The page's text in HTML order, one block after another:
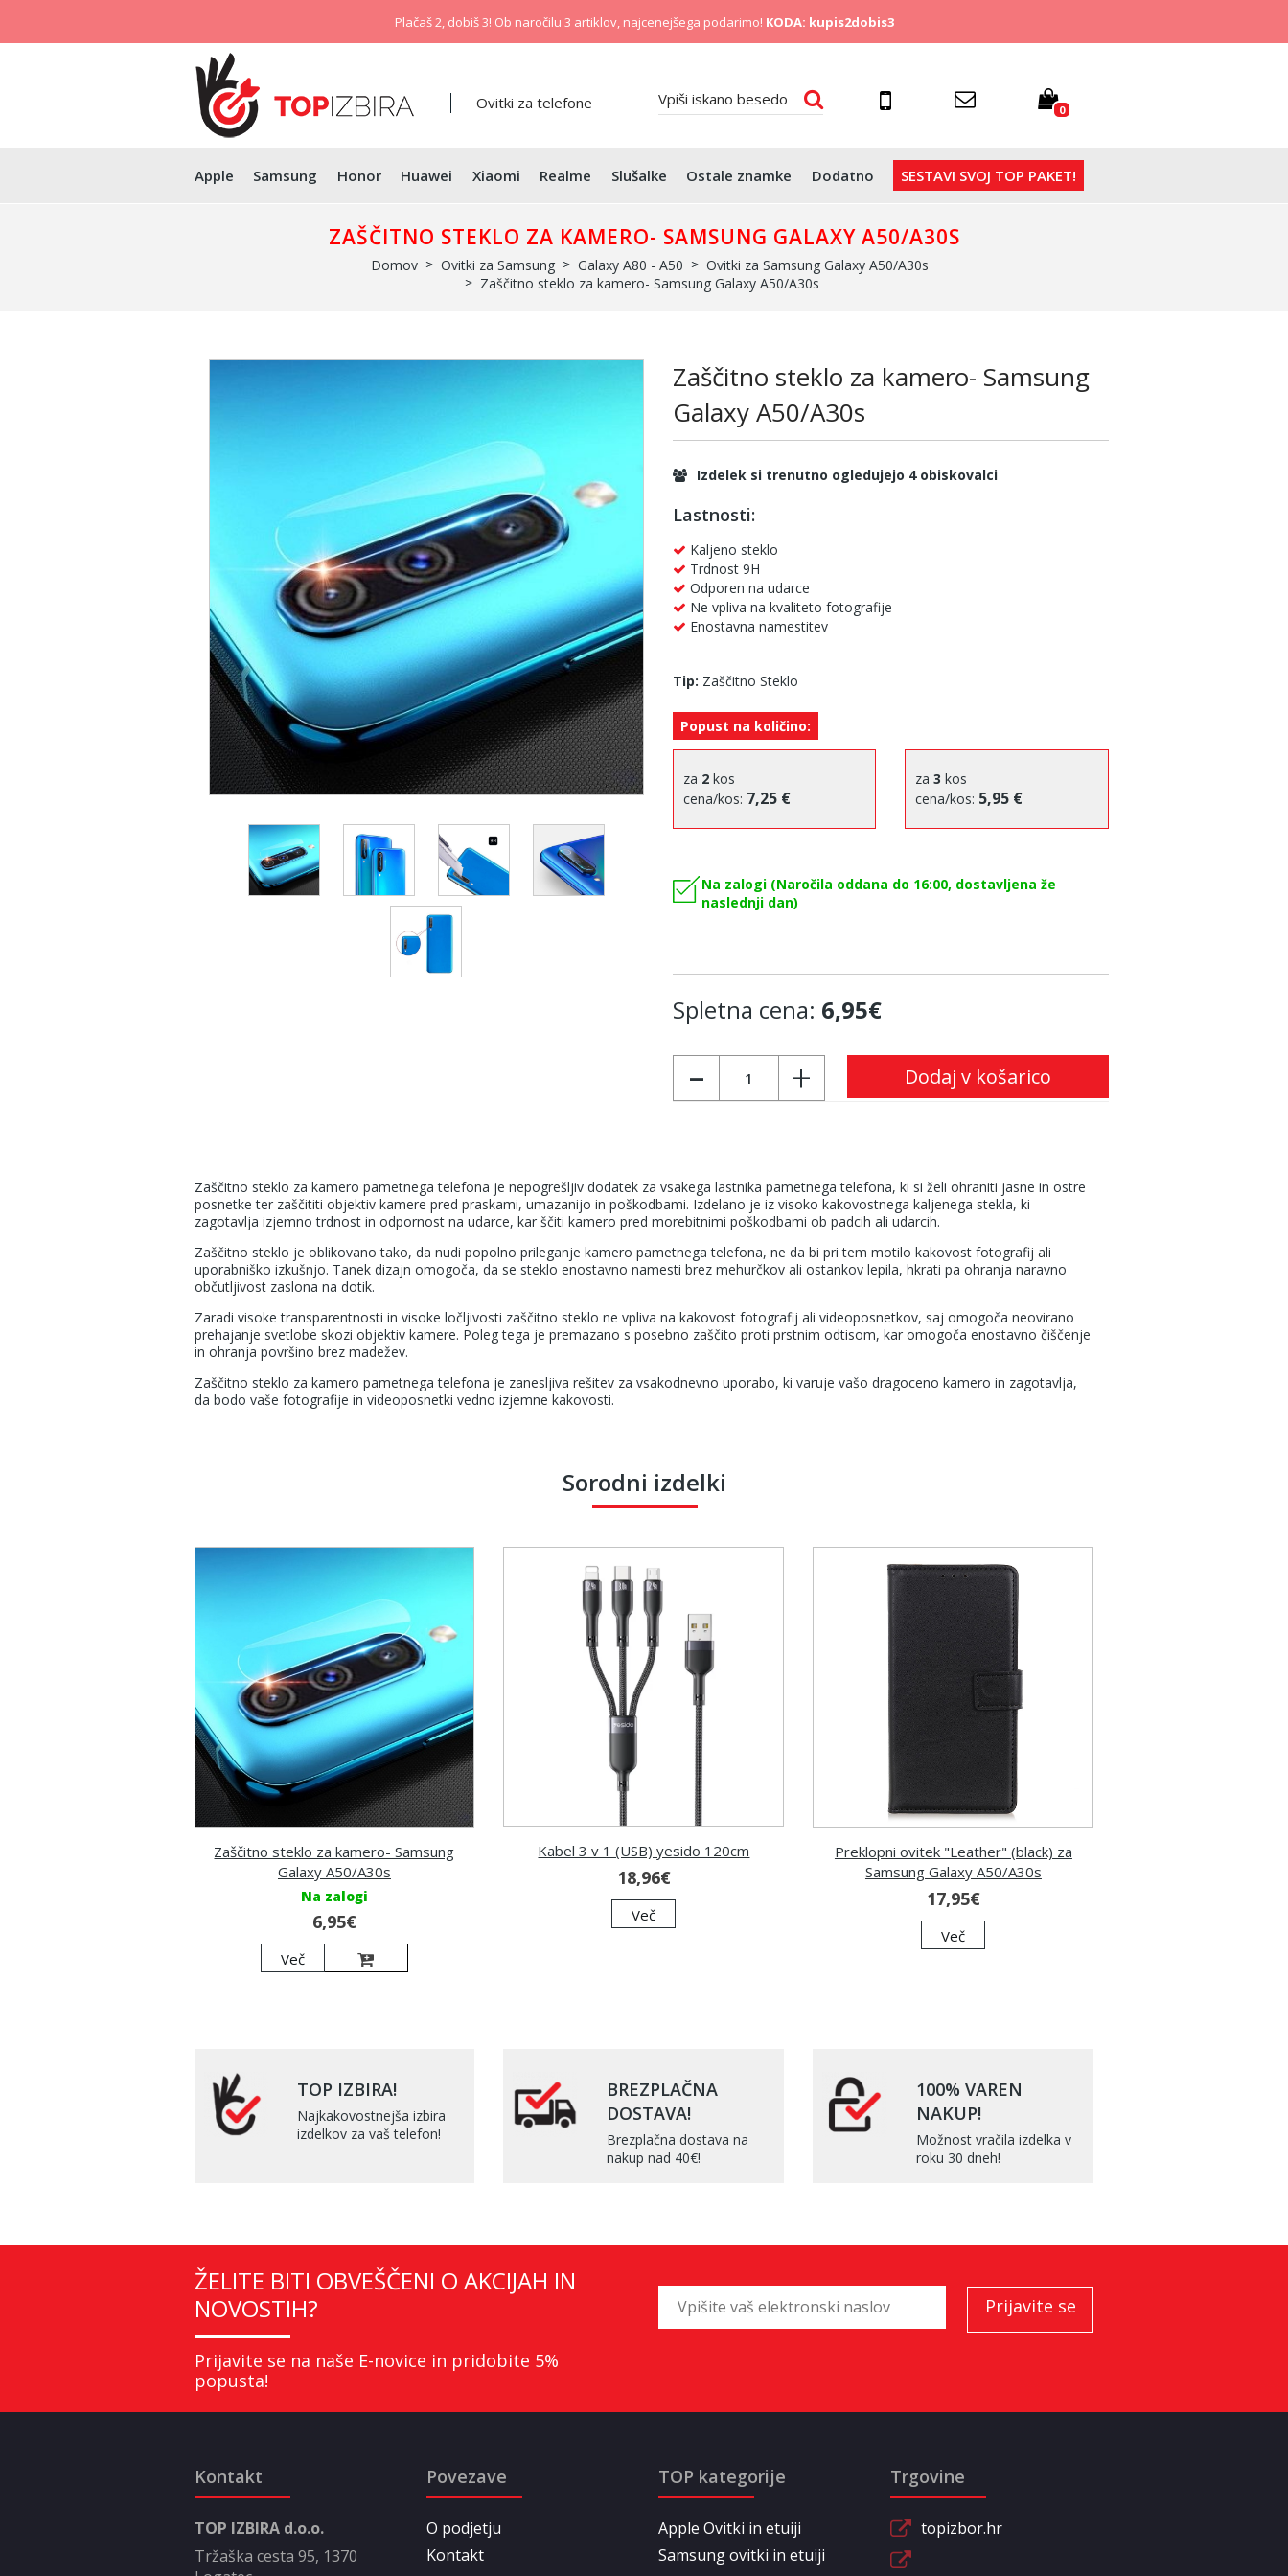
Plačaš 2, dobiš 3! Ob naročilu 3 artiklov, najcenejšega podarimo! KODA: kupis2dobis3
Ovitki za telefone 0
Apple Samsung Honor Huawei Xiaomi Realme Slušalke Ostale znamke Dodatno SESTAVI SVOJ TOP PAKET!
ZAŠČITNO STEKLO ZA KAMERO- SAMSUNG GALAXY A50/A30S
Domov Ovitki za Samsung Galaxy A80 - A50
Ovitki za Samsung Galaxy A50/A30s
Zaščitno steklo za kamero- Samsung Galaxy A50/A30s
Zaščitno steklo za kamero- Samsung
Galaxy A50/A30s
Izdelek si trenutno ogledujejo 4 obiskovalci
Lastnosti:
Kaljeno steklo
Trdnost 9H
Odporen na udarce
Ne vpliva na kvaliteto fotografije
Enostavna namestitev
Tip: Zaščitno Steklo
Popust na količino:
za 2 kos
cena/kos: 7,25 €
za 3 kos
cena/kos: 5,95 €
Na zalogi (Naročila oddana do 16:00, dostavljena že
naslednji dan)
Spletna cena: 6,95€
- + Dodaj v košarico
Zaščitno steklo za kamero pametnega telefona je nepogrešljiv dodatek za vsakega lastnika pametnega telefona, ki si želi ohraniti jasne in ostre
posnetke ter zaščititi objektiv kamere pred praskami, umazanijo in poškodbami. Izdelano je iz visoko kakovostnega kaljenega stekla, ki
zagotavlja izjemno trdnost in odpornost na udarce, kar ščiti kamero pred morebitnimi poškodbami ob padcih ali udarcih.
Zaščitno steklo je oblikovano tako, da nudi popolno prileganje kamero pametnega telefona, ne da bi pri tem motilo kakovost fotografij ali
uporabniško izkušnjo. Tanek dizajn omogoča, da se steklo enostavno namesti brez mehurčkov ali ostankov lepila, hkrati pa ohranja naravno
občutljivost zaslona na dotik.
Zaradi visoke transparentnosti in visoke ločljivosti zaščitno steklo ne vpliva na kakovost fotografij ali videoposnetkov, saj omogoča neovirano
prehajanje svetlobe skozi objektiv kamere. Poleg tega je premazano s posebno zaščito proti prstnim odtisom, kar omogoča enostavno čiščenje
in ohranja površino brez madežev.
Zaščitno steklo za kamero pametnega telefona je zanesljiva rešitev za vsakodnevno uporabo, ki varuje vašo dragoceno kamero in zagotavlja,
da bodo vaše fotografije in videoposnetki vedno izjemne kakovosti.
Sorodni izdelki
Zaščitno steklo za kamero- Samsung
Galaxy A50/A30s
Na zalogi
6,95€
Več
Kabel 3 v 1 (USB) yesido 120cm
18,96€
Več
Preklopni ovitek "Leather" (black) za
Samsung Galaxy A50/A30s
17,95€
Več
TOP IZBIRA!
Najkakovostnejša izbira
izdelkov za vaš telefon!
BREZPLAČNA
DOSTAVA!
Brezplačna dostava na
nakup nad 40€!
100% VAREN
NAKUP!
Možnost vračila izdelka v
roku 30 dneh!
ŽELITE BITI OBVEŠČENI O AKCIJAH IN
NOVOSTIH?
Prijavite se na naše E-novice in pridobite 5%
popusta!
Kontakt
TOP IZBIRA d.o.o.
Tržaška cesta 95, 1370
Povezave
O podjetju
Kontakt
TOP kategorije
Apple Ovitki in etuiji
Samsung ovitki in etuiji
Trgovine
topizbor.hr